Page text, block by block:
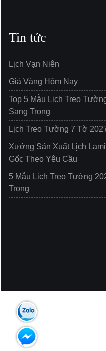
Tin tức
Lịch Vạn Niên
Giá Vàng Hôm Nay
Top 5 Mẫu Lịch Treo
Sang Trọng
Lịch Treo Tường 7 Tờ
Xưởng Sản Xuất Lịch
Gốc Theo Yêu Cầu
5 Mẫu Lịch Treo Tường
Trọng